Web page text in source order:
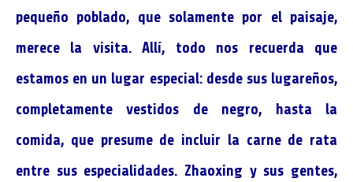
pequeño poblado, que solamente por el paisaje,
merece la visita. Allí, todo nos recuerda que
estamos en un lugar especial: desde sus lugareños,
completamente vestidos de negro, hasta la
comida, que presume de incluir la carne de rata
entre sus especialidades. Zhaoxing y sus gentes,